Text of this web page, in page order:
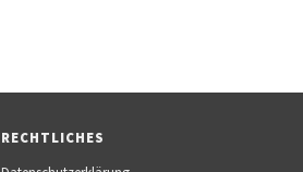
RECHTLICHES